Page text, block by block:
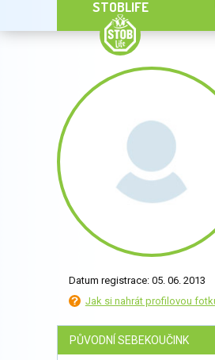
STOBLIFE
Datum registrace: 05. 06. 2013
Jak si nahrát profilovou
PŮVODNÍ SEBEKOUČINK